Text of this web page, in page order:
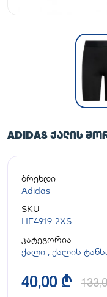
ADIDAS ᲥᲐᲚᲘᲡ
ბრენდი
Adidas
SKU
HE4919-2XS
კატეგორია
ქალი , ქალის
40,00 ₾